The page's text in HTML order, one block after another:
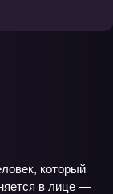
который
в лице —